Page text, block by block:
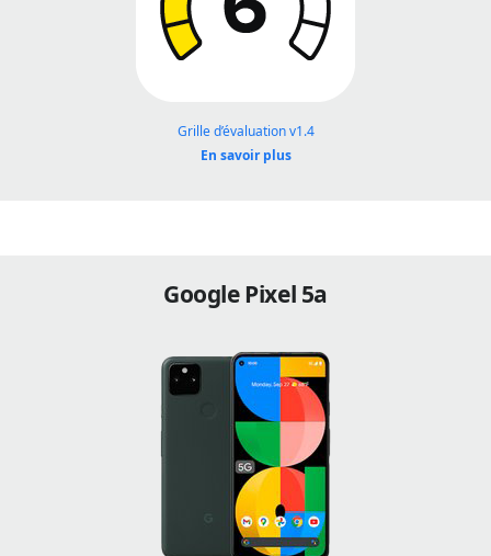
Grille d’évaluation v1.4
En savoir plus
Google Pixel 5a